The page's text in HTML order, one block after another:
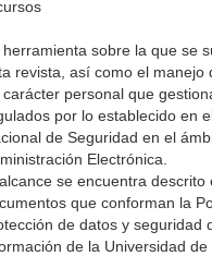
herramienta sobre la que se
revista, así como el manejo
carácter personal que
por lo establecido en
de Seguridad en el
Electrónica.
se encuentra descrito
que conforman la
de datos y seguridad
de la Universidad de